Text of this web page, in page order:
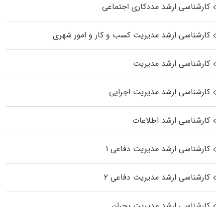
کارشناسی ارشد مددکاری اجتماعی
کارشناسی ارشد مدیریت کسب و کار و امور شهری
کارشناسی ارشد مدیریت
کارشناسی ارشد مدیریت اجرایی
کارشناسی ارشد اطلاعات
کارشناسی ارشد مدیریت دفاعی ۱
کارشناسی ارشد مدیریت دفاعی ۲